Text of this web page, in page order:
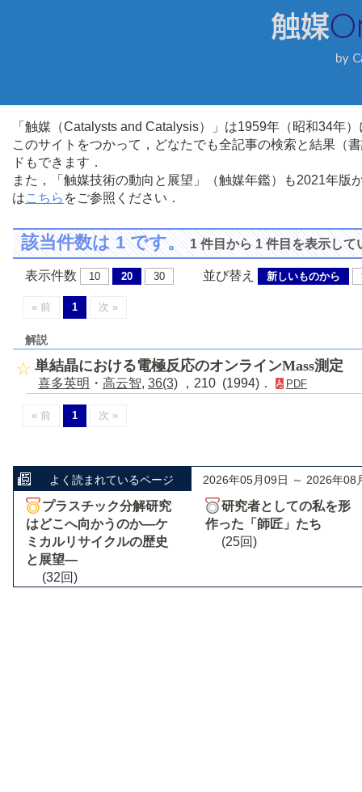
「触媒（Catalysts and Catalysis）」は1959年（昭和34年
このサイトをつかって，どなたでも全記事の検索と結果（
ドもできます．
また，「触媒技術の動向と展望」（触媒年鑑）も2021年
はこちら をご参照ください．
該当件数は 1 です。1 件目から 1 件目を表示して
表示件数 10 20 30 並び替え 新しいものから
« 前 1 次 »
解説
単結晶における電極反応のオンラインMass測定
喜多英明 ・ 高云智, 36(3) ，210 (1994)． PDF
« 前 1 次 »
よく読まれているページ 2026年05月09日 ～ 2026年08
プラスチック分解研究
はどこへ向かうのか―ケ
ミカルリサイクルの歴史
と展望―
(32回)
研究者としての私を形
作った「師匠」たち
(25回)